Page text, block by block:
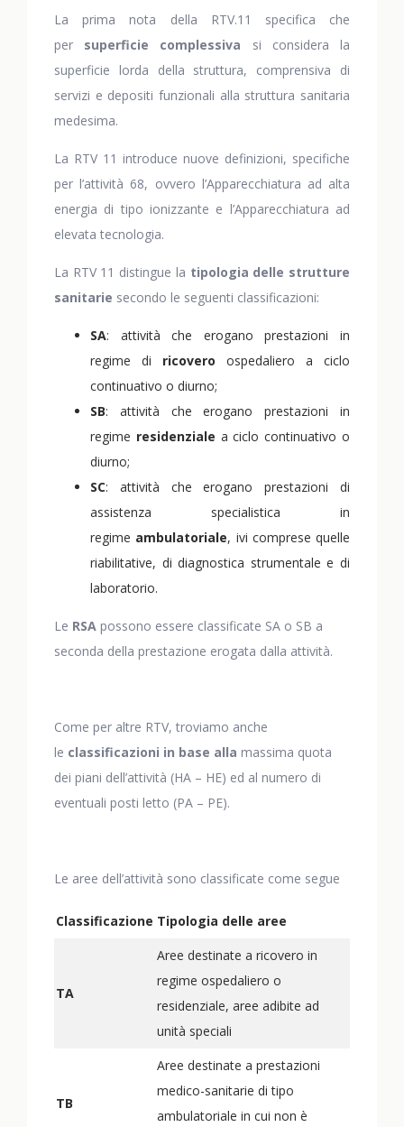
La prima nota della RTV.11 specifica che
per superficie complessiva si considera la
superficie lorda della struttura, comprensiva di
servizi e depositi funzionali alla struttura sanitaria
medesima.
La RTV 11 introduce nuove definizioni, specifiche
per l’attività 68, ovvero l’Apparecchiatura ad alta
energia di tipo ionizzante e l’Apparecchiatura ad
elevata tecnologia.
La RTV 11 distingue la tipologia delle strutture
sanitarie secondo le seguenti classificazioni:
SA: attività che erogano prestazioni in
regime di ricovero ospedaliero a ciclo
continuativo o diurno;
SB: attività che erogano prestazioni in
regime residenziale a ciclo continuativo o
diurno;
SC: attività che erogano prestazioni di
assistenza specialistica in
regime ambulatoriale, ivi comprese quelle
riabilitative, di diagnostica strumentale e di
laboratorio.
Le RSA possono essere classificate SA o SB a
seconda della prestazione erogata dalla attività.
Come per altre RTV, troviamo anche
le classificazioni in base alla massima quota
dei piani dell’attività (HA – HE) ed al numero di
eventuali posti letto (PA – PE).
Le aree dell’attività sono classificate come segue
Classificazione Tipologia delle aree
TA
Aree destinate a ricovero in
regime ospedaliero o
residenziale, aree adibite ad
unità speciali
TB
Aree destinate a prestazioni
medico-sanitarie di tipo
ambulatoriale in cui non è